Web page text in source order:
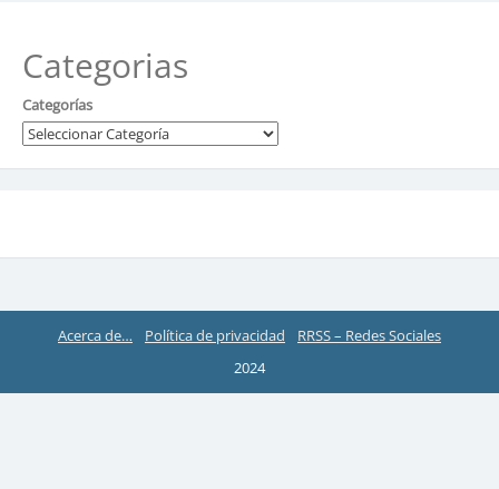
Categorias
Categorías
Acerca de… Política de privacidad
RRSS – Redes Sociales
2024